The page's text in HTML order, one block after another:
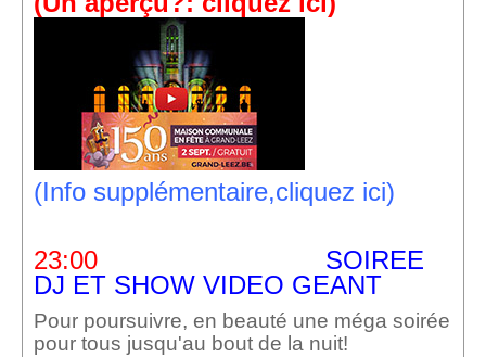
(Info supplémentaire,cliquez ici)
23:00
SOIREE
DJ ET SHOW VIDEO GEANT
Pour poursuivre, en beauté une méga soirée
pour tous jusqu'au bout de la nuit!